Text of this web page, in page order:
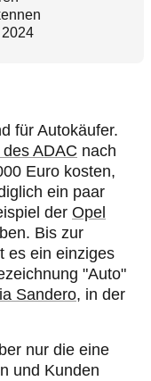
für Autokäufer.
ADAC nach
Euro kosten,
ein paar
der Opel
Bis zur
es ein einziges
"Auto"
Sandero, in der
nur die eine
und Kunden